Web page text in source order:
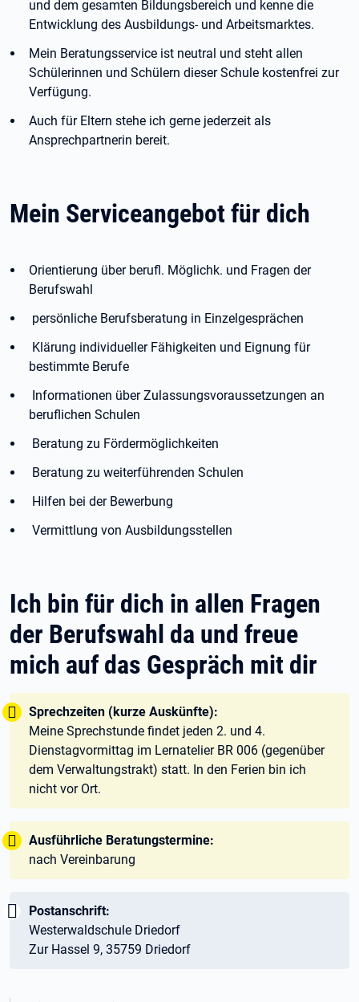
und dem gesamten Bildungsbereich und kenne die
Entwicklung des Ausbildungs- und Arbeitsmarktes.
Mein Beratungsservice ist neutral und steht allen
Schülerinnen und Schülern dieser Schule kostenfrei zur
Verfügung.
Auch für Eltern stehe ich gerne jederzeit als
Ansprechpartnerin bereit.
Mein Serviceangebot für dich
Orientierung über berufl. Möglichk. und Fragen der
Berufswahl
persönliche Berufsberatung in Einzelgesprächen
Klärung individueller Fähigkeiten und Eignung für
bestimmte Berufe
Informationen über Zulassungsvoraussetzungen an
beruflichen Schulen
Beratung zu Fördermöglichkeiten
Beratung zu weiterführenden Schulen
Hilfen bei der Bewerbung
Vermittlung von Ausbildungsstellen
Ich bin für dich in allen Fragen
der Berufswahl da und freue
mich auf das Gespräch mit dir
Tipp:
Sprechzeiten (kurze Auskünfte):
Meine Sprechstunde findet jeden 2. und 4.
Dienstagvormittag im Lernatelier BR 006 (gegenüber
dem Verwaltungstrakt) statt. In den Ferien bin ich
nicht vor Ort.
Tipp:
Ausführliche Beratungstermine:
nach Vereinbarung
Wichtig:
Postanschrift:
Westerwaldschule Driedorf
Zur Hassel 9, 35759 Driedorf